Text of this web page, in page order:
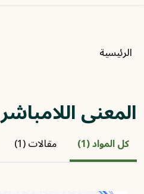
مسار التنقل
الرئيسية
المعنى اللامباشر
كل المواد (1) مقالات (1)